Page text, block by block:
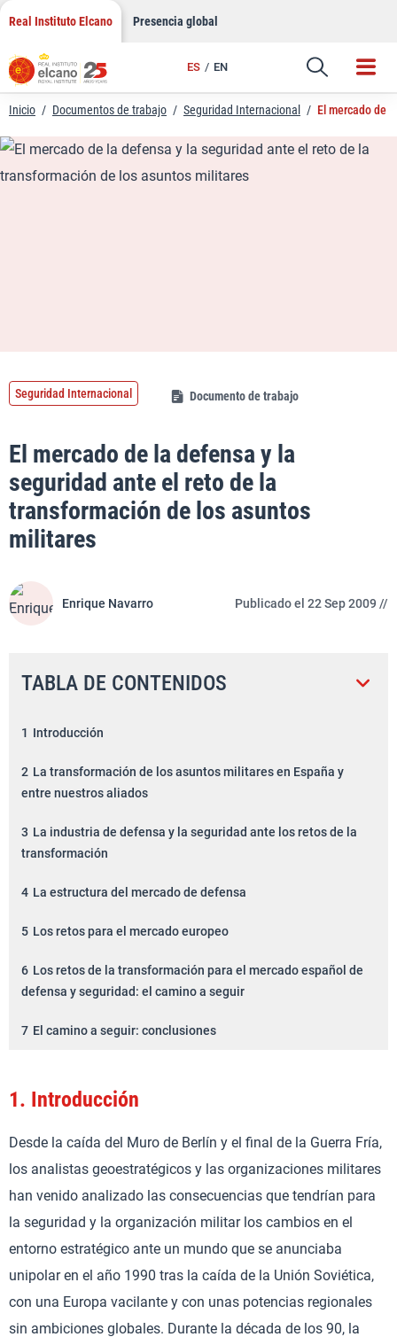
Saltar
contenido
Real Instituto Elcano Presencia global
ES EN
Enlace
Inicio / Documentos de trabajo / Seguridad Internacional / El mercado de
El mercado de la defensa y la
seguridad ante el reto de la
transformación de los asuntos
militares
Seguridad Internacional Documento de trabajo
Enrique Navarro Publicado el 22 Sep 2009 //
TABLA DE CONTENIDOS
1 Introducción
2 La transformación de los asuntos militares en España y
entre nuestros aliados
3 La industria de defensa y la seguridad ante los retos de la
transformación
4 La estructura del mercado de defensa
5 Los retos para el mercado europeo
6 Los retos de la transformación para el mercado español de
defensa y seguridad: el camino a seguir
7 El camino a seguir: conclusiones
1. Introducción
Desde la caída del Muro de Berlín y el final de la Guerra Fría,
los analistas geoestratégicos y las organizaciones militares
han venido analizado las consecuencias que tendrían para
la seguridad y la organización militar los cambios en el
entorno estratégico ante un mundo que se anunciaba
unipolar en el año 1990 tras la caída de la Unión Soviética,
con una Europa vacilante y con unas potencias regionales
sin ambiciones globales. Durante la década de los 90, la